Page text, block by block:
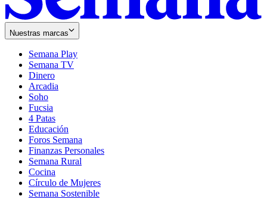
Nuestras marcas
Semana Play
Semana TV
Dinero
Arcadia
Soho
in
new
window
Fucsia
in
new
window
4 Patas
Educación
Foros Semana
Finanzas Personales
Semana Rural
Cocina
Círculo de Mujeres
Semana Sostenible